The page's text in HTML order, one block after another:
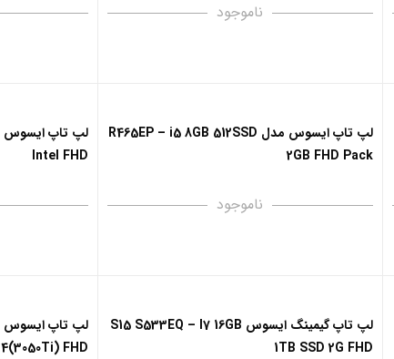
ناموجود
لپ تاپ ایسوس مدل R465EP – i5 8GB 512SSD
2GB FHD Pack
ناموجود
Intel FHD
لپ تاپ گیمینگ ایسوس S15 S533EQ – I7 16GB
1TB SSD 2G FHD
4(3050Ti) FHD